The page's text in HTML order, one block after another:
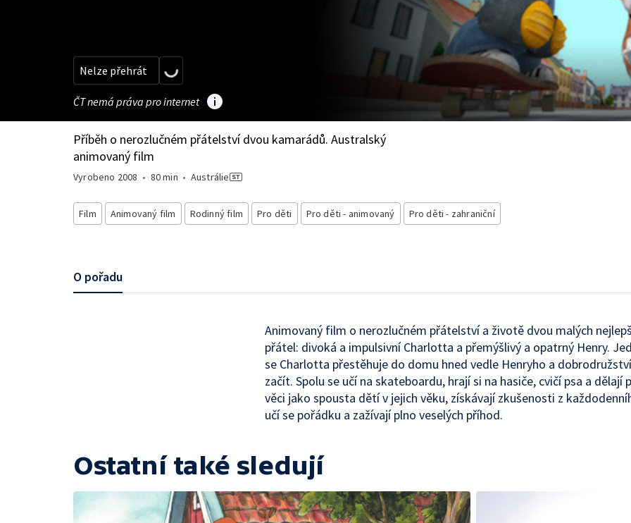
Nelze přehrát
ČT nemá práva pro internet
Příběh o nerozlučném přátelství dvou kamarádů. Australský
animovaný film
Vyrobeno 2008 • 80 min • Austrálie
Film Animovaný film Rodinný film Pro děti Pro děti - animovaný Pro děti - zahraniční
O pořadu
Animovaný film o nerozlučném přátelství a životě dvou malých
přátel: divoká a impulsivní Charlotta a přemýšlivý a opatrný Henry.
se Charlotta přestěhuje do domu hned vedle Henryho a
začít. Spolu se učí na skateboardu, hrají si na hasiče, cvičí psa a dělají
věci jako spousta dětí v jejich věku, získávají zkušenosti z
učí se pořádku a zažívají plno veselých příhod.
Ostatní také sledují